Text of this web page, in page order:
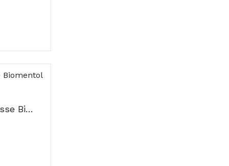
Kaiser Rebuçados Tosse Biomentol Sem Açucar 60g